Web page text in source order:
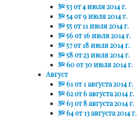
№ 53 от 4 июля 2014 г.
№ 54 от 9 июля 2014 г.
№ 55 от 11 июля 2014 г.
№ 56 от 16 июля 2014 г.
№ 57 от 18 июля 2014 г.
№ 58 от 23 июля 2014 г.
№ 60 от 30 июля 2014 г.
Август
№ 61 от 1 августа 2014 г.
№ 62 от 6 августа 2014 г.
№ 63 от 8 августа 2014 г.
№ 64 от 13 августа 2014 г.